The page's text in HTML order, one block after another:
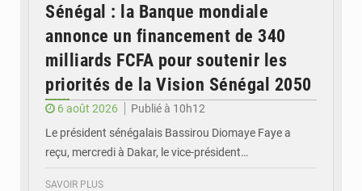
Sénégal : la Banque mondiale
annonce un financement de 340
milliards FCFA pour soutenir les
priorités de la Vision Sénégal 2050
6 août 2026
Publié à 10h12
Le président sénégalais Bassirou Diomaye Faye a
reçu, mercredi à Dakar, le vice-président…
SAVOIR PLUS